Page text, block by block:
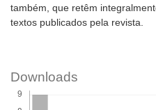
também, que retêm
textos publicados pela revista.
Downloads